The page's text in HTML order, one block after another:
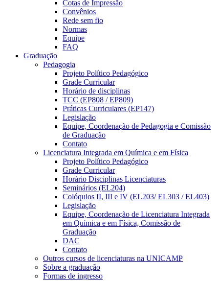
Cotas de Impressão
Convênios
Rede sem fio
Normas
Equipe
FAQ
Graduação
Pedagogia
Projeto Político Pedagógico
Grade Curricular
Horário de disciplinas
TCC (EP808 / EP809)
Práticas Curriculares (EP147)
Legislação
Equipe, Coordenação de Pedagogia e Comissão
de Graduação
Contato
Licenciatura Integrada em Química e em Física
Projeto Político Pedagógico
Grade Curricular
Horário Disciplinas Licenciaturas
Seminários (EL204)
Colóquios II, III e IV (EL203/ EL303 / EL403)
Legislação
Equipe, Coordenação de Licenciatura Integrada
em Química e em Física, Comissão de
Graduação
DAC
Contato
Outros cursos de licenciaturas na UNICAMP
Sobre a graduação
Formas de ingresso